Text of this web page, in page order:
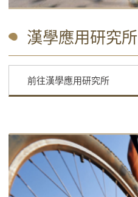
漢學應用研究所
前往漢學應用研究所